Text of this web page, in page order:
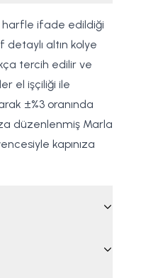
harfle ifade edildiği
altın kolye
tercih edilir ve
el işçiliği ile
±%3 oranında
düzenlenmiş Marla
kapınıza